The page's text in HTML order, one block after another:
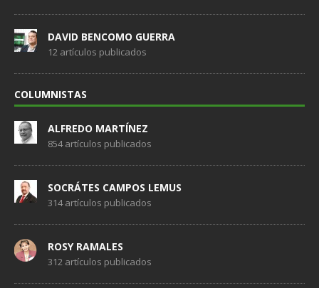
DAVID BENCOMO GUERRA
12 artículos publicados
COLUMNISTAS
ALFREDO MARTÍNEZ
854 artículos publicados
SOCRÁTES CAMPOS LEMUS
314 artículos publicados
ROSY RAMALES
312 artículos publicados